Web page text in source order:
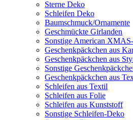
Sterne Deko
Schleifen Deko
Baumschmuck/Ornamente
Geschmückte Girlanden
Sonstige American
Geschenkpäckchen aus
Geschenkpäckchen aus
Sonstige
Geschenkpäckchen aus
Schleifen aus Textil
Schleifen aus Folie
Schleifen aus Kunststoff
Sonstige Schleifen-Deko